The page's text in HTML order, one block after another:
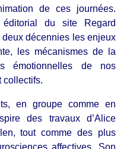
de ces journées.
éditorial du site Regard
décennies les enjeux
les mécanismes de la
émotionnelles de nos
collectifs.
en groupe comme en
des travaux d’Alice
tout comme des plus
affectives. Son